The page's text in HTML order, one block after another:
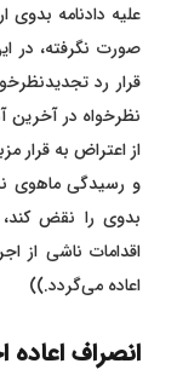
علیه دادنامه بدوی
صورت نگرفته، در
قرار رد
نظرخواه در آخرین
از اعتراض به قرار
و رسیدگی ماهوی
اقدامات ناشی از
اعاده می‌گردد.))
انصراف اعاده